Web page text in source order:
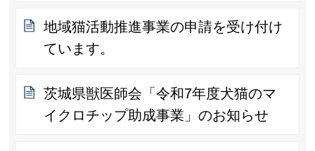
地域猫活動推進事業の申請を受け付け
ています。
茨城県獣医師会「令和7年度犬猫のマ
イクロチップ助成事業」のお知らせ